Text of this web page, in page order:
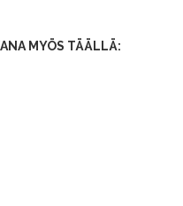
MYÖS TÄÄLLÄ: